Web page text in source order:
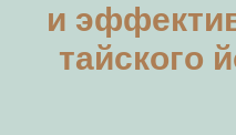
и
тайского